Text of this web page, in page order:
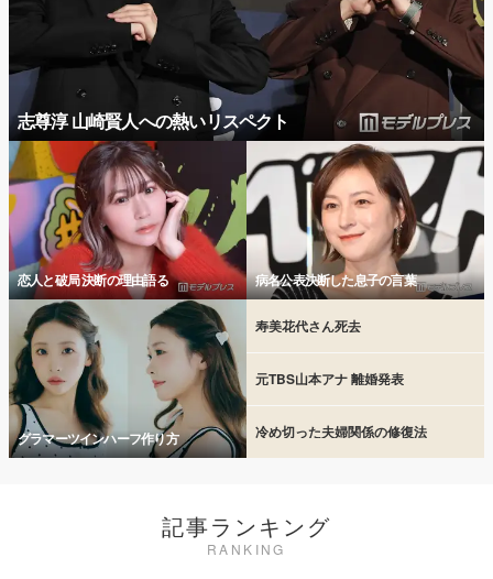
志尊淳 山崎賢人への熱いリスペクト
恋人と破局 決断の理由語る 病名公表決断した息子の言葉
グラマーツインハーフ作り方
寿美花代さん死去
元TBS山本アナ 離婚発表
冷め切った夫婦関係の修復法
記事ランキング
RANKING